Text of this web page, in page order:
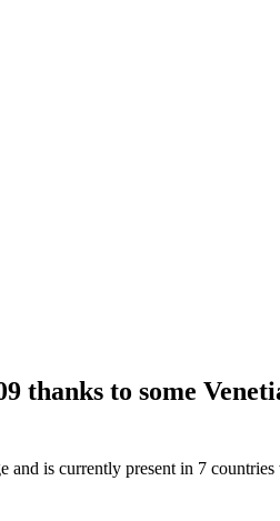
thanks to some
is currently present in 7